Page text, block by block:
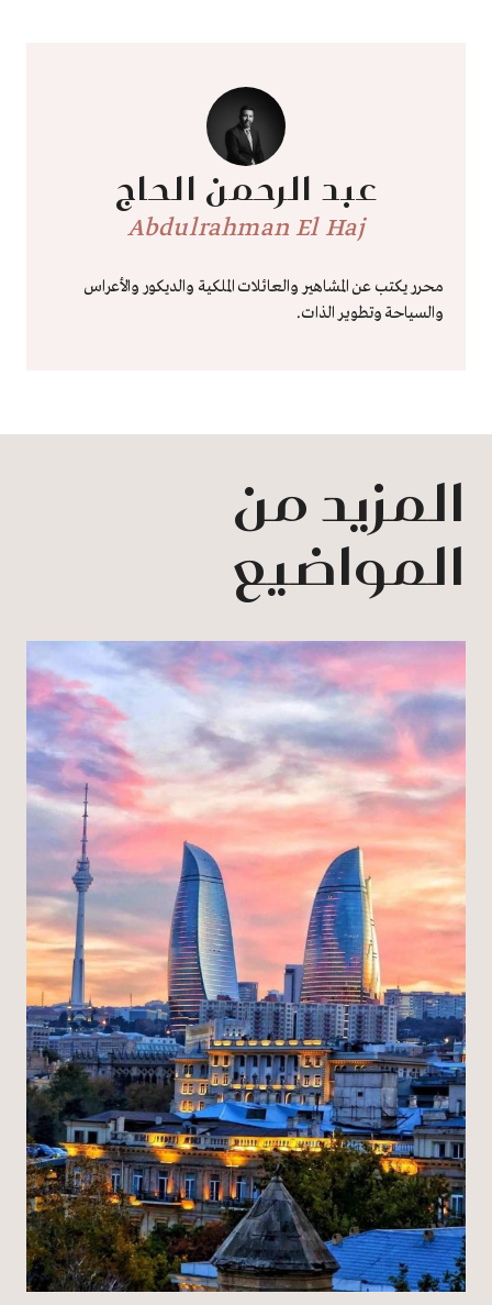
عبد الرحمن الحاج
Abdulrahman El Haj
محرر يكتب عن المشاهير والعائلات الملكية والديكور والأعراس
والسياحة وتطوير الذات.
المزيد من
المواضيع